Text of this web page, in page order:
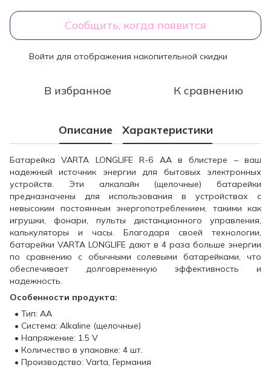
Сообщить, когда появится
Войти для отображения накопительной скидки
В избранное К сравнению
Описание Характеристики
Батарейка VARTA LONGLIFE R-6 AA в блистере – ваш
надежный источник энергии для бытовых электронных
устройств. Эти алкалайн (щелочные) батарейки
предназначены для использования в устройствах с
невысоким постоянным энергопотреблением, такими как
игрушки, фонари, пульты дистанционного управления,
калькуляторы и часы. Благодаря своей технологии,
батарейки VARTA LONGLIFE дают в 4 раза больше энергии
по сравнению с обычными солевыми батарейками, что
обеспечивает долговременную эффективность и
надежность.
Особенности продукта:
• Тип: AA
• Система: Alkaline (щелочные)
• Напряжение: 1.5 V
• Количество в упаковке: 4 шт.
• Производство: Varta, Германия